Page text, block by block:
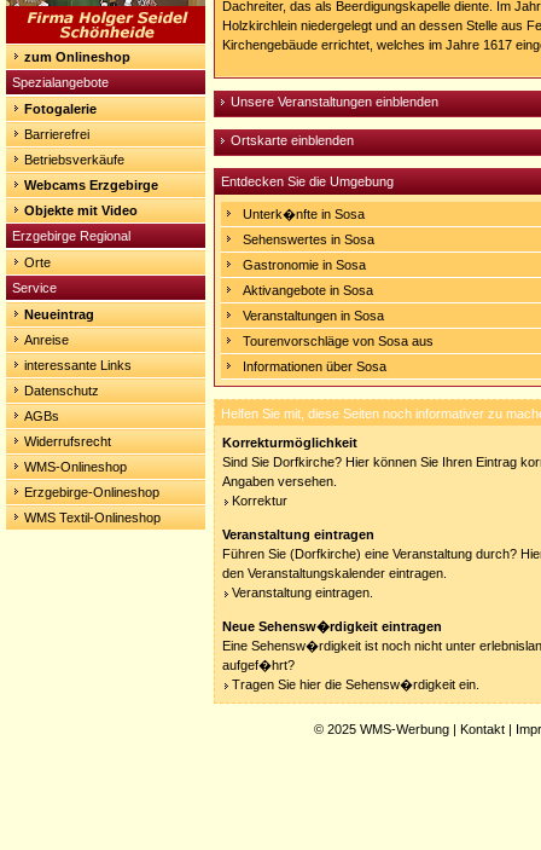
zum Onlineshop
Spezialangebote
Fotogalerie
Barrierefrei
Betriebsverkäufe
Webcams Erzgebirge
Objekte mit Video
Erzgebirge Regional
Orte
Service
Neueintrag
Anreise
interessante Links
Datenschutz
AGBs
Widerrufsrecht
WMS-Onlineshop
Erzgebirge-Onlineshop
WMS Textil-Onlineshop
Dachreiter, das als Beerdigungskapelle diente. Im
Holzkirchlein niedergelegt und an dessen Stelle aus
Kirchengebäude errichtet, welches im Jahre 1617
Unsere Veranstaltungen einblenden
Ortskarte einblenden
Entdecken Sie die Umgebung
Unterk�nfte in Sosa
Sehenswertes in Sosa
Gastronomie in Sosa
Aktivangebote in Sosa
Veranstaltungen in Sosa
Tourenvorschläge von Sosa aus
Informationen über Sosa
Helfen Sie mit, diese Seiten noch informativer zu
Korrekturmöglichkeit
Sind Sie Dorfkirche? Hier können Sie Ihren Eintrag
Angaben versehen.
Korrektur
Veranstaltung eintragen
Führen Sie (Dorfkirche) eine Veranstaltung durch?
den Veranstaltungskalender eintragen.
Veranstaltung eintragen.
Neue Sehensw�rdigkeit eintragen
Eine Sehensw�rdigkeit ist noch nicht unter
aufgef�hrt?
Tragen Sie hier die Sehensw�rdigkeit ein.
© 2025 WMS-Werbung | Kontakt |